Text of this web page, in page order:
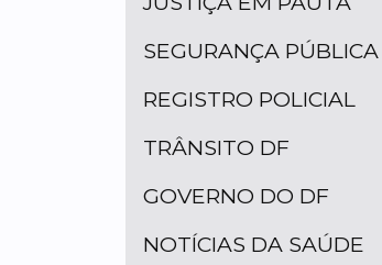
SEGURANÇA PÚBLICA
REGISTRO POLICIAL
TRÂNSITO DF
GOVERNO DO DF
NOTÍCIAS DA SAÚDE